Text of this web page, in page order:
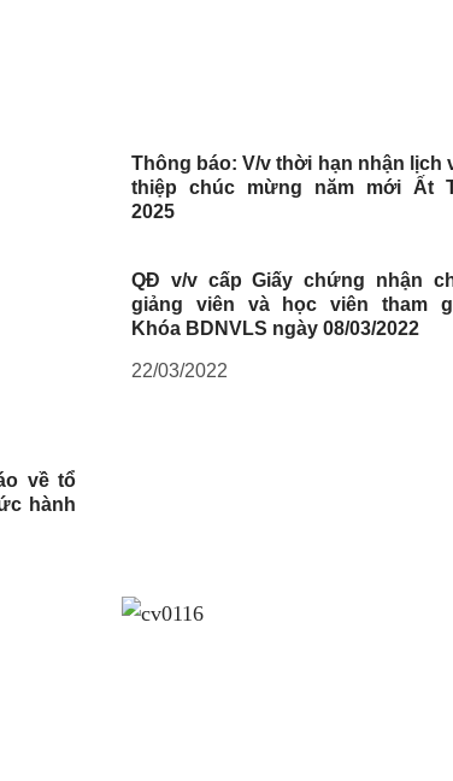
Thông báo: V/v thời hạn nhận lịch
thiệp chúc mừng năm mới Ất
2025
về tổ
hành
QĐ v/v cấp Giấy chứng nhận
giảng viên và học viên tham
Khóa BDNVLS ngày 08/03/2022
22/03/2022